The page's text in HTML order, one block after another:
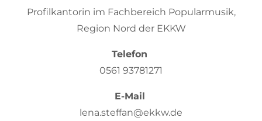
Profilkantorin im Fachbereich Popularmusik,
Region Nord der EKKW
Telefon
0561 93781271
E-Mail
lena.steffan@ekkw.de